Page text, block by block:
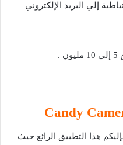
إلي البريد الإلكتروني
.
هذا التطبيق الرائع حيث